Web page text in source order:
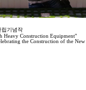
립기념작
Heavy Construction Equipment"
the Construction of the New